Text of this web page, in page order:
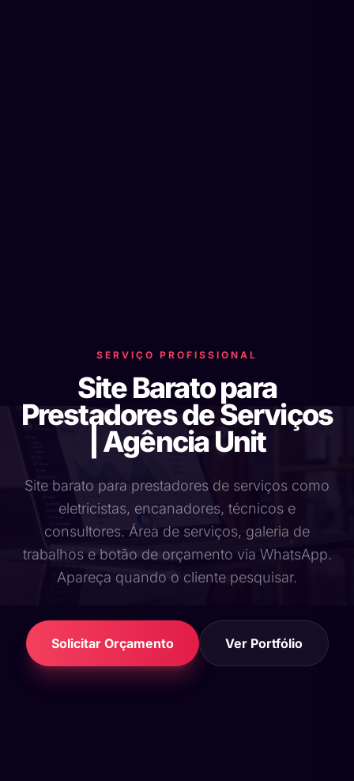
SERVIÇO PROFISSIONAL
Site Barato para
Prestadores de Serviços
| Agência Unit
Site barato para prestadores de serviços como
eletricistas, encanadores, técnicos e
consultores. Área de serviços, galeria de
trabalhos e botão de orçamento via WhatsApp.
Apareça quando o cliente pesquisar.
Solicitar Orçamento Ver Portfólio